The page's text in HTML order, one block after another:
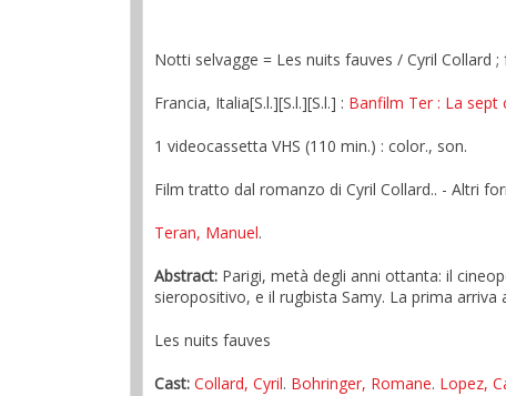
Notti selvagge = Les nuits fauves / Cyril Collard
Francia, Italia[S.l.][S.l.][S.l.] : Banfilm Ter : La sept
1 videocassetta VHS (110 min.) : color., son.
Film tratto dal romanzo di Cyril Collard.. - Altri
Teran, Manuel.
Abstract: Parigi, metà degli anni ottanta: il
sieropositivo, e il rugbista Samy. La prima
Les nuits fauves
Cast: Collard, Cyril. Bohringer, Romane. Lopez,